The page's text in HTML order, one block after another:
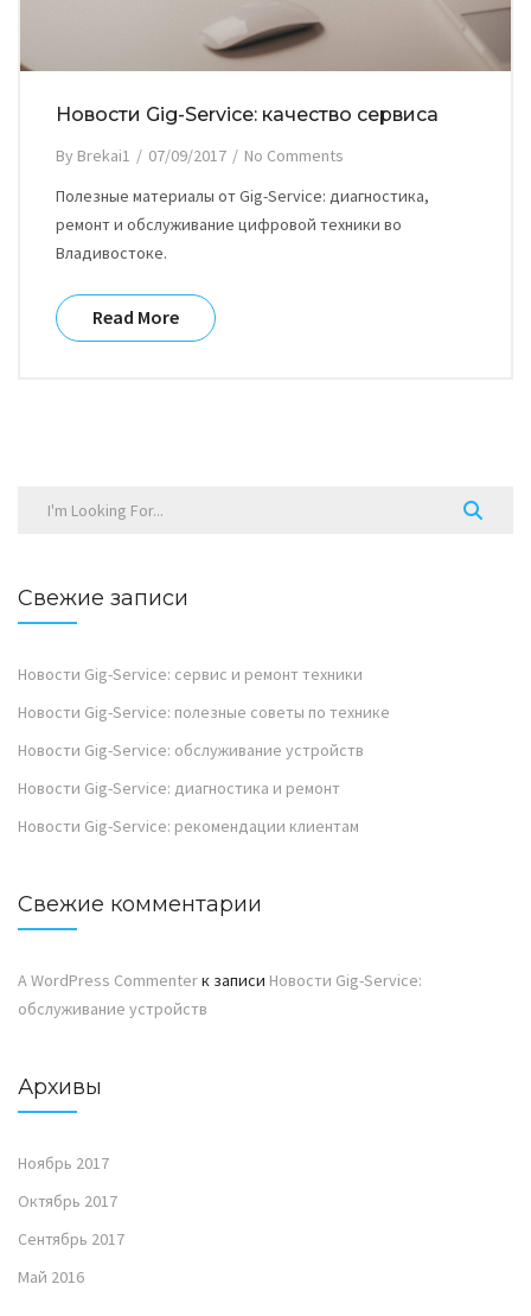
Новости Gig-Service: качество сервиса
By Brekai1 / 07/09/2017 / No Comments
Полезные материалы от Gig-Service: диагностика,
ремонт и обслуживание цифровой техники во
Владивостоке.
Read More
Свежие записи
Новости Gig-Service: сервис и ремонт техники
Новости Gig-Service: полезные советы по технике
Новости Gig-Service: обслуживание устройств
Новости Gig-Service: диагностика и ремонт
Новости Gig-Service: рекомендации клиентам
Свежие комментарии
A WordPress Commenterк записи Новости Gig-Service:
обслуживание устройств
Архивы
Ноябрь 2017
Октябрь 2017
Сентябрь 2017
Май 2016